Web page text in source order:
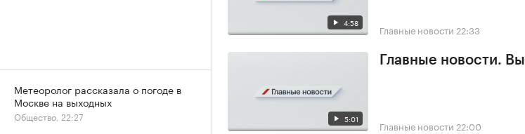
4:58 Главные новости 22:33
5:01
Главные новости.
Главные новости 22:00
Метеоролог рассказала о погоде в
Москве на выходных
Общество, 22:27